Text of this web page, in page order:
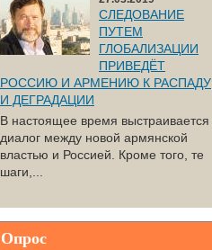
СЛЕДОВАНИЕ
ПУТЕМ
ГЛОБАЛИЗАЦИИ
ПРИВЕДЁТ
РОССИЮ И АРМЕНИЮ К РАСПАДУ
И ДЕГРАДАЦИИ
В настоящее время выстраивается
диалог между новой армянской
властью и Россией. Кроме того, те
шаги,...
Опрос